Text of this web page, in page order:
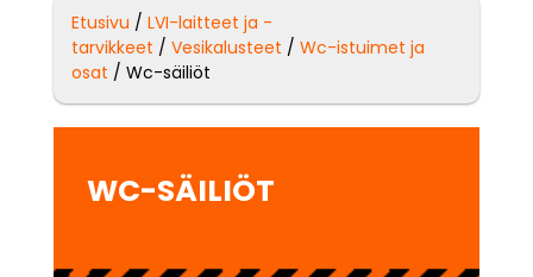
Etusivu / LVI-laitteet ja -
tarvikkeet / Vesikalusteet / Wc-istuimet ja
osat / Wc-säiliöt
WC-SÄILIÖT